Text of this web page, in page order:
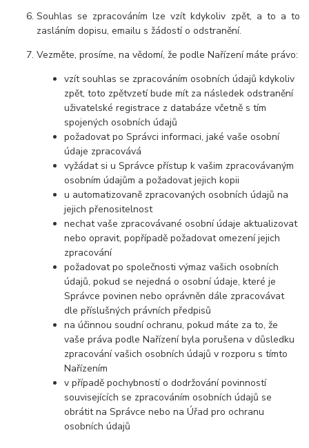
Souhlas se zpracováním lze vzít kdykoliv zpět, a to a to
zasláním dopisu, emailu s žádostí o odstranění.
Vezměte, prosíme, na vědomí, že podle Nařízení máte právo:
vzít souhlas se zpracováním osobních údajů kdykoliv
zpět, toto zpětvzetí bude mít za následek odstranění
uživatelské registrace z databáze včetně s tím
spojených osobních údajů
požadovat po Správci informaci, jaké vaše osobní
údaje zpracovává
vyžádat si u Správce přístup k vašim zpracovávaným
osobním údajům a požadovat jejich kopii
u automatizovaně zpracovaných osobních údajů na
jejich přenositelnost
nechat vaše zpracovávané osobní údaje aktualizovat
nebo opravit, popřípadě požadovat omezení jejich
zpracování
požadovat po společnosti výmaz vašich osobních
údajů, pokud se nejedná o osobní údaje, které je
Správce povinen nebo oprávněn dále zpracovávat
dle příslušných právních předpisů
na účinnou soudní ochranu, pokud máte za to, že
vaše práva podle Nařízení byla porušena v důsledku
zpracování vašich osobních údajů v rozporu s tímto
Nařízením
v případě pochybností o dodržování povinností
souvisejících se zpracováním osobních údajů se
obrátit na Správce nebo na Úřad pro ochranu
osobních údajů